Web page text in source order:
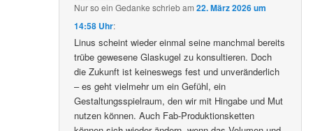
Nur so ein Gedanke schriebam22. März 2026 um
14:58 Uhr:
Linus scheint wieder einmal seine manchmal bereits
trübe gewesene Glaskugel zu konsultieren. Doch
die Zukunft ist keineswegs fest und unveränderlich
– es geht vielmehr um ein Gefühl, ein
Gestaltungsspielraum, den wir mit Hingabe und Mut
nutzen können. Auch Fab-Produktionsketten